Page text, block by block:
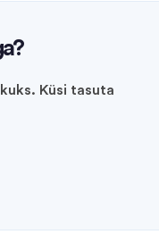
Küsi tasuta